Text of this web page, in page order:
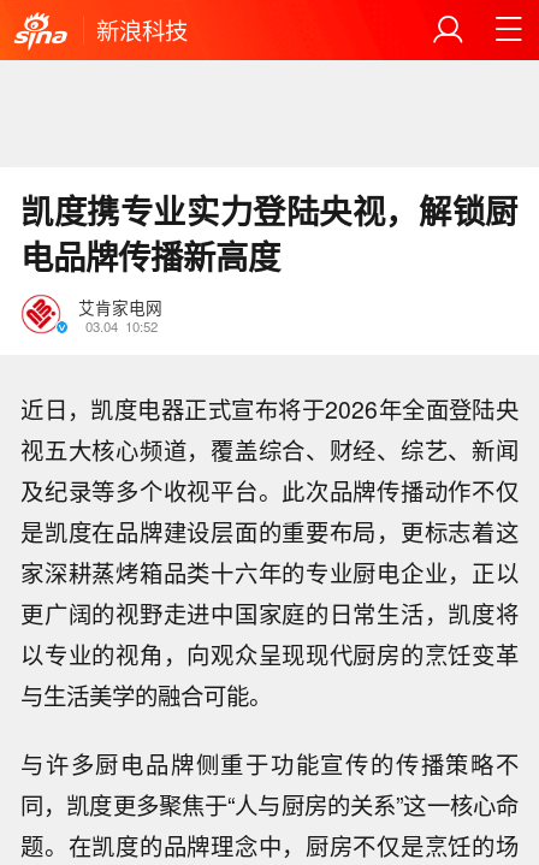
新浪科技
凯度携专业实力登陆央视，解锁厨
电品牌传播新高度
艾肯家电网
03.04 10:52
近日，凯度电器正式宣布将于2026年全面登陆央
视五大核心频道，覆盖综合、财经、综艺、新闻
及纪录等多个收视平台。此次品牌传播动作不仅
是凯度在品牌建设层面的重要布局，更标志着这
家深耕蒸烤箱品类十六年的专业厨电企业，正以
更广阔的视野走进中国家庭的日常生活，凯度将
以专业的视角，向观众呈现现代厨房的烹饪变革
与生活美学的融合可能。
与许多厨电品牌侧重于功能宣传的传播策略不
同，凯度更多聚焦于“人与厨房的关系”这一核心命
题。在凯度的品牌理念中，厨房不仅是烹饪的场